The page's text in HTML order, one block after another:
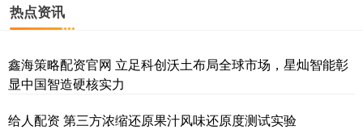
热点资讯
鑫海策略配资官网 立足科创沃土布局全球市场，星灿智能彰
显中国智造硬核实力
给人配资 第三方浓缩还原果汁风味还原度测试实验